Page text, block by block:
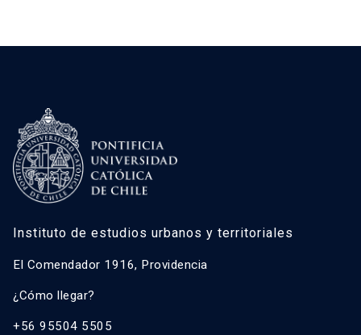
Instituto de estudios urbanos y territoriales
El Comendador 1916, Providencia
¿Cómo llegar?
+56 95504 5505